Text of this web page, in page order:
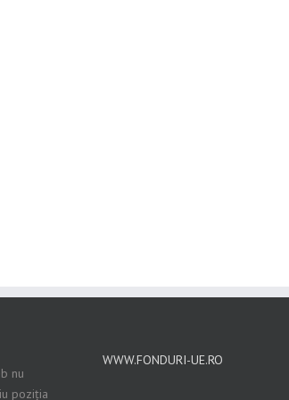
nu
poziția
WWW.FONDURI-UE.RO